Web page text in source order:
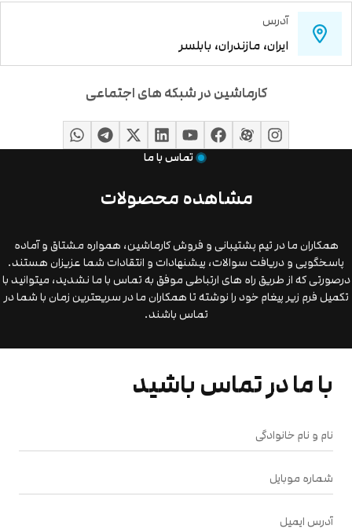
آدرس
ایران، مازندران، بابلسر
کارماشین در شبکه های اجتماعی
با ما در تماس باشید
تماس با ما
مشاهده محصولات
همکاران ما در تیم پشتیبانی و فروش کارماشین، همواره مشتاق و آماده
پاسخگویی و دریافت سوالات، پیشنهادات و انتقادات شما عزیزان هستند.
درصورتی که از طریق راه های ارتباطی موفق به تماس با ما نشدید، میتوانید با
تکمیل فرم زیر پیغام خود را نوشته تا همکاران ما در سریعترین زمان با شما در
تماس باشند.